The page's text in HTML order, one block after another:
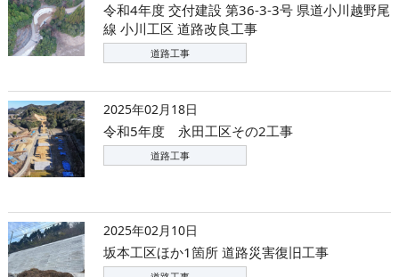
令和4年度 交付建設 第36-3-3号 県道小川越野尾
線 小川工区 道路改良工事
道路工事
2025年02月18日
令和5年度 永田工区その2工事
道路工事
2025年02月10日
坂本工区ほか1箇所 道路災害復旧工事